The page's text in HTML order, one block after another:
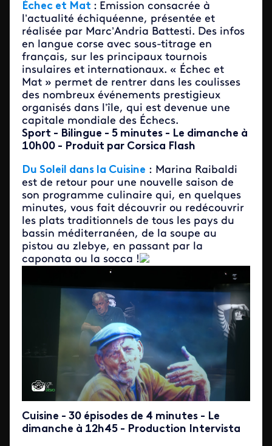
Échec et Mat : Emission consacrée à
l’actualité échiquéenne, présentée et
réalisée par Marc’Andria Battesti. Des infos
en langue corse avec sous-titrage en
français, sur les principaux tournois
insulaires et internationaux. « Échec et
Mat » permet de rentrer dans les coulisses
des nombreux événements prestigieux
organisés dans l’île, qui est devenue une
capitale mondiale des Échecs.
Sport - Bilingue - 5 minutes - Le dimanche à
10h00 - Produit par Corsica Flash
Du Soleil dans la Cuisine : Marina Raibaldi
est de retour pour une nouvelle saison de
son programme culinaire qui, en quelques
minutes, vous fait découvrir ou redécouvrir
les plats traditionnels de tous les pays du
bassin méditerranéen, de la soupe au
pistou au zlebye, en passant par la
caponata ou la socca !
Cuisine - 30 épisodes de 4 minutes - Le
dimanche à 12h45 - Production Intervista